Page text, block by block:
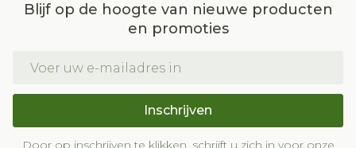
Blijf op de hoogte van nieuwe producten
en promoties
Inschrijven
Door op inschrijven te klikken, schrijft u zich in voor onze